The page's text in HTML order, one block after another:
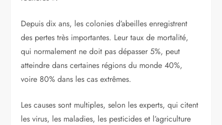
Depuis dix ans, les colonies d’abeilles enregistrent
des pertes très importantes. Leur taux de mortalité,
qui normalement ne doit pas dépasser 5%, peut
atteindre dans certaines régions du monde 40%,
voire 80% dans les cas extrêmes.
Les causes sont multiples, selon les experts, qui citent
les virus, les maladies, les pesticides et l’agriculture